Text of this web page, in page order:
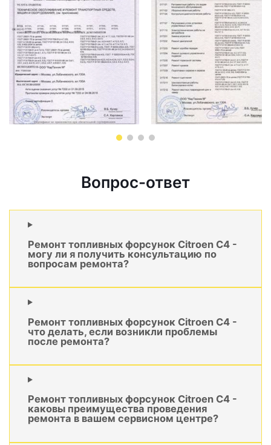
Вопрос-ответ
Ремонт топливных форсунок Citroen C4 -
могу ли я получить консультацию по
вопросам ремонта?
Ремонт топливных форсунок Citroen C4 -
что делать, если возникли проблемы
после ремонта?
Ремонт топливных форсунок Citroen C4 -
каковы преимущества проведения
ремонта в вашем сервисном центре?